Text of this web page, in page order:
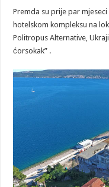
Premda su prije par
hotelskom kompleksu na
Politropus Alternative,
ćorsokak” .